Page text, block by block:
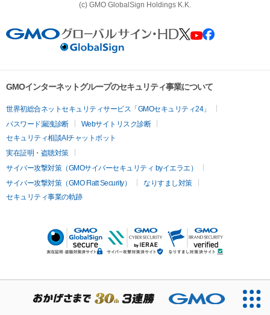
(c) GMO GlobalSign Holdings K.K.
GMOインターネットグループのセキュリティ事業について
世界初総合ネットセキュリティサービス「GMOセキュリティ24」
パスワード漏洩診断
Webサイトリスク診断
セキュリティ相談AIチャットボット
実在証明・盗聴対策
サイバー攻撃対策（GMOサイバーセキュリティ byイエラエ）
サイバー攻撃対策（GMO Flatt Security）
なりすまし対策
セキュリティ事業の軌跡